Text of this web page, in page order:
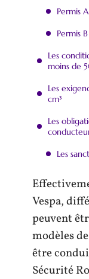
Permis A
Permis B
Les
moins de
Les
cm³
Les
Les
Vespa,
peuvent
modèles
être
Sécurité